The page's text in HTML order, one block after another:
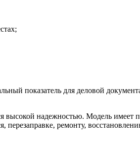
показатель для деловой
высокой надежностью. Модель
ремонту,